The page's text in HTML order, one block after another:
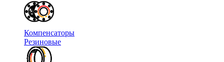
Компенсаторы
Резиновые